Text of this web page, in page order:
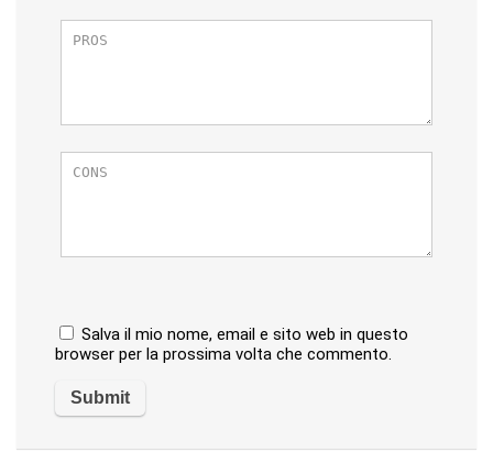
Salva il mio nome, email e sito web in questo
browser per la prossima volta che commento.